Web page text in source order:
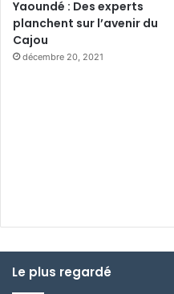
Yaoundé : Des experts
planchent sur l’avenir du
Cajou
décembre 20, 2021
Le plus regardé